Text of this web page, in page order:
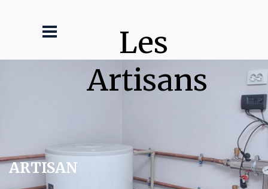
Les
Artisans
ARTISAN